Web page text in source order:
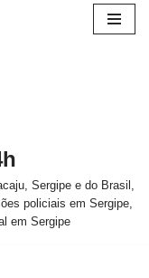
Sergipe e do Brasil,
policiais em Sergipe,
em Sergipe